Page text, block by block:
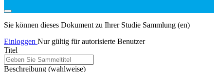
Sie können dieses Dokument zu Ihrer Studie Sammlung (en)
Einloggen Nur gültig für autorisierte Benutzer
Titel
Beschreibung (wahlweise)